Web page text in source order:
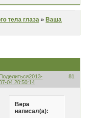
тела глаза »Ваша
Поделиться 81
2013-
04 20:50:14
Вера
написал(а):